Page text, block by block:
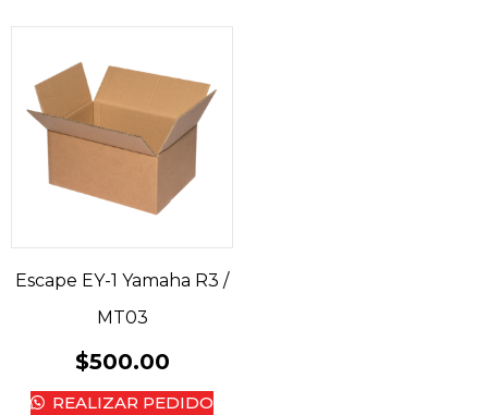
Escape EY-1 Yamaha R3 /
MT03
$500.00
REALIZAR PEDIDO